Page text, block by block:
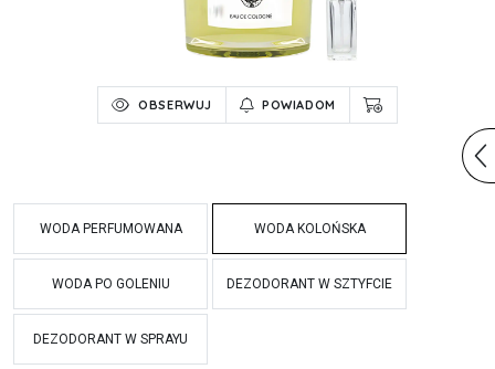
OBSERWUJ POWIADOM
WODA PERFUMOWANA WODA KOLOŃSKA
WODA PO GOLENIU DEZODORANT W SZTYFCIE
DEZODORANT W SPRAYU